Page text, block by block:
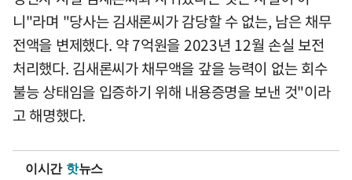
니"라며 "당사는 김새론씨가 감당할 수 없는, 남은 채무
전액을 변제했다. 약 7억원을 2023년 12월 손실 보전
처리했다. 김새론씨가 채무액을 갚을 능력이 없는 회수
불능 상태임을 입증하기 위해 내용증명을 보낸 것"이라
고 해명했다.
이시간 핫뉴스